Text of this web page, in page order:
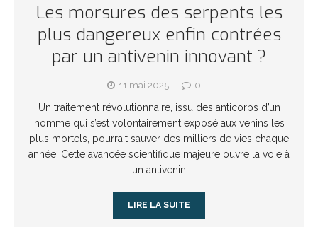
Les morsures des serpents les
plus dangereux enfin contrées
par un antivenin innovant ?
11 mai 2025 0
Un traitement révolutionnaire, issu des anticorps d’un
homme qui s’est volontairement exposé aux venins les
plus mortels, pourrait sauver des milliers de vies chaque
année. Cette avancée scientifique majeure ouvre la voie à
un antivenin
LIRE LA SUITE